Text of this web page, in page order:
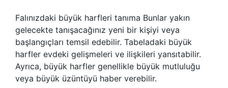
Falınızdaki büyük harfleri tanıma Bunlar yakın
gelecekte tanışacağınız yeni bir kişiyi veya
başlangıçları temsil edebilir. Tabeladaki büyük
harfler evdeki gelişmeleri ve ilişkileri yansıtabilir.
Ayrıca, büyük harfler genellikle büyük mutluluğu
veya büyük üzüntüyü haber verebilir.